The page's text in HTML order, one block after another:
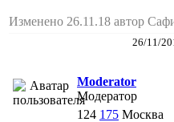
Изменено 26.11.18 автор
26/11/
Moderator
Модератор
124 175 Москва